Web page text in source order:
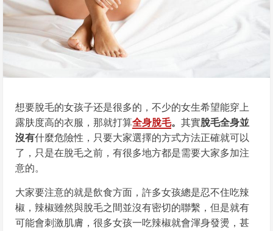
想要脫毛的女孩子还是很多的，不少的女生希望能穿上
露肤度高的衣服，那就打算全身脫毛。 其實脫毛全身並
沒有什麼危險性，只要大家選擇的方式方法正確就可以
了，只是在脫毛之前，有很多地方都是需要大家多加注
意的。
大家要注意的就是飲食方面，許多女孩總是忍不住吃辣
椒，辣椒雖然與脫毛之間並沒有密切的聯繫，但是就有
可能會刺激肌膚，很多女孩一吃辣椒就會渾身發燙，甚